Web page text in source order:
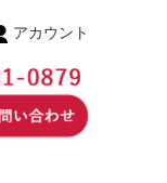
アカウント